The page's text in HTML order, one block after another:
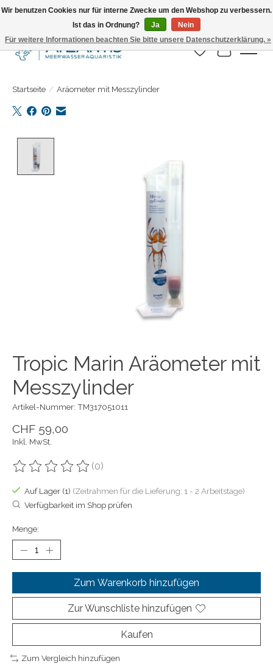
Täglicher Versand. Bestelle bis 15.00 Uhr
Wunschzettel
Ihr
Startseite / Aräometer mit Messzylinder
Tropic Marin Aräometer mit
Messzylinder
Artikel-Nummer: TM317051011
CHF 59,00
Inkl. MwSt.
Die Bewertung dieses Produkts ist
(0)
Auf Lager (1) (Zeitrahmen für die Lieferung: 1 - 2 Arbeitstage)
Verfügbarkeit im Shop prüfen
Menge:
Zum Warenkorb hinzufügen
Zur Wunschliste hinzufügen
Kaufen
Zum Vergleich hinzufügen
Wir benutzen Cookies nur für interne Zwecke um den Webshop zu verbessern.
Ist das in Ordnung?
Ja
Nein
Für weitere Informationen beachten Sie bitte unsere Datenschutzerklärung. »